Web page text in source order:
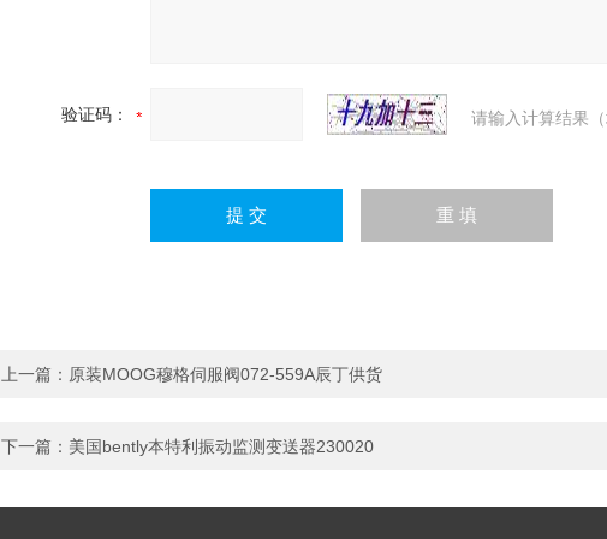
验证码： 请输入计算结果
上一篇： 原装MOOG穆格伺服阀072-559A辰丁供货
下一篇： 美国bently本特利振动监测变送器230020